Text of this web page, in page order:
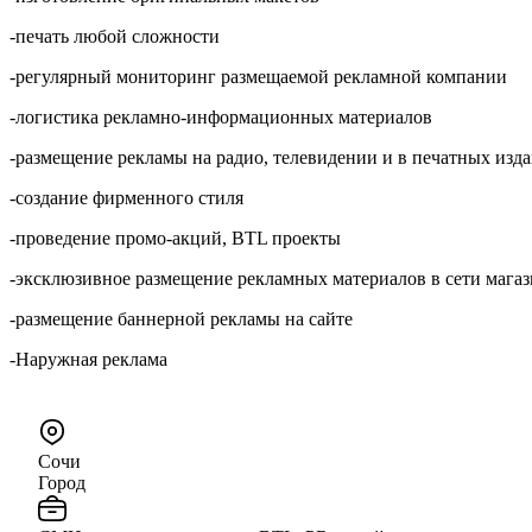
-печать любой сложности
-регулярный мониторинг размещаемой рекламной компании
-логистика рекламно-информационных материалов
-размещение рекламы на радио, телевидении и в печатных
-создание фирменного стиля
-проведение промо-акций, BTL проекты
-эксклюзивное размещение рекламных материалов в сети
-размещение баннерной рекламы на сайте
-Наружная реклама
Сочи
Город